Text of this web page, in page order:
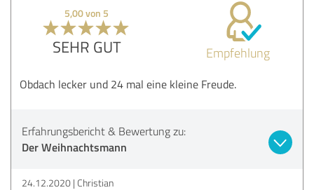
5,00 von 5
SEHR GUT Empfehlung
Obdach lecker und 24 mal eine kleine Freude.
Erfahrungsbericht & Bewertung zu:
Der Weihnachtsmann
24.12.2020 Christian